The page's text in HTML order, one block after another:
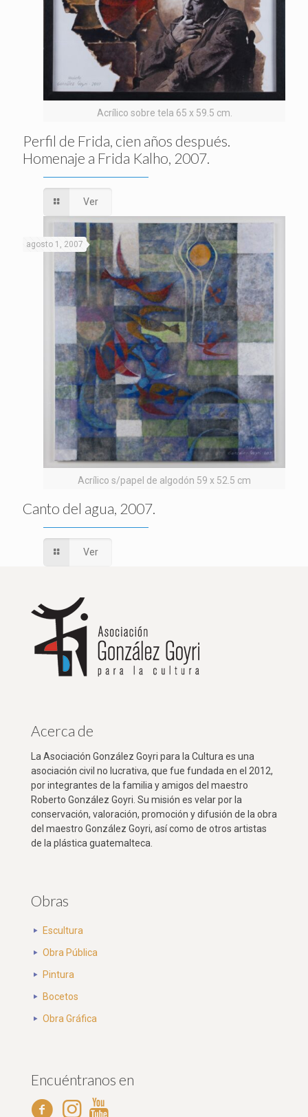
Acrílico sobre tela 65 x 59.5 cm.
Perfil de Frida, cien años después.
Homenaje a Frida Kalho, 2007.
Ver
Acrílico s/papel de algodón 59 x 52.5 cm
agosto 1, 2007
Canto del agua, 2007.
Ver
Acerca de
La Asociación González Goyri para la Cultura es una
asociación civil no lucrativa, que fue fundada en el 2012,
por integrantes de la familia y amigos del maestro
Roberto González Goyri. Su misión es velar por la
conservación, valoración, promoción y difusión de la obra
del maestro González Goyri, así como de otros artistas
de la plástica guatemalteca.
Obras
Escultura
Obra Pública
Pintura
Bocetos
Obra Gráfica
Encuéntranos en